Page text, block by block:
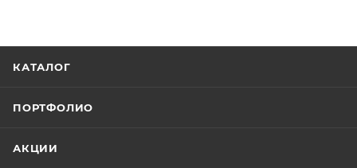
КАТАЛОГ
ПОРТФОЛИО
АКЦИИ